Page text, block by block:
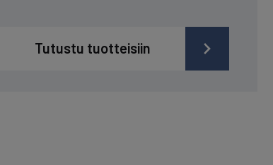
Tutustu tuotteisiin